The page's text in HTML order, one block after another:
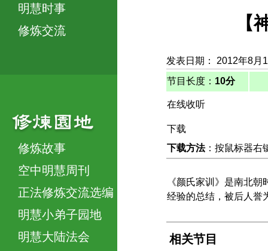
明慧时事
修炼交流
修炼故事
空中明慧周刊
正法修炼交流选编
明慧小弟子园地
明慧大陆法会
【
发表日期： 2012年8月
节目长度： 10分
在线收听
下载
下载方法：按鼠标器右
《颜氏家训》是南北
经验的总结，被后人誉
相关节目